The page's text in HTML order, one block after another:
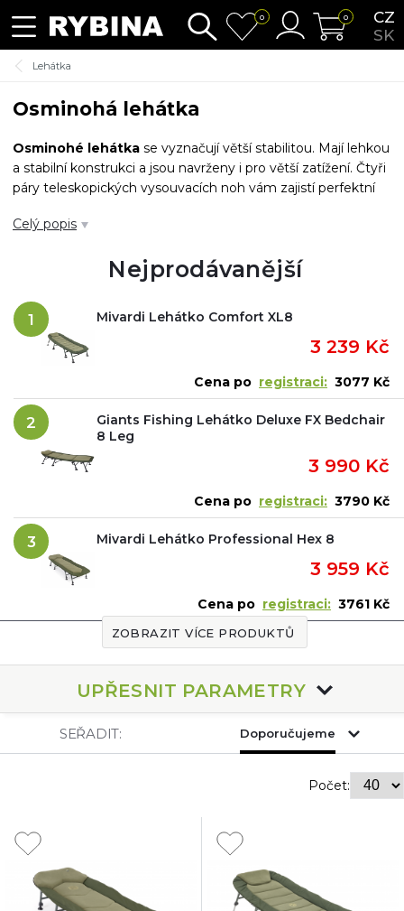
CZ
SK
0 0
Lehátka
Osminohá lehátka
Osminohé lehátka se vyznačují větší stabilitou. Mají lehkou
a stabilní konstrukci a jsou navrženy i pro větší zatížení. Čtyři
páry teleskopických vysouvacích noh vám zajistí perfektní
Celý popis
Nejprodávanější
1 Mivardi Lehátko Comfort XL8
3 239 Kč
Cena po registraci: 3077 Kč
2
Giants Fishing Lehátko Deluxe FX Bedchair
8 Leg
3 990 Kč
Cena po registraci: 3790 Kč
3 Mivardi Lehátko Professional Hex 8
3 959 Kč
Cena po registraci: 3761 Kč
ZOBRAZIT VÍCE PRODUKTŮ
UPŘESNIT PARAMETRY
SEŘADIT: Doporučujeme
Počet: